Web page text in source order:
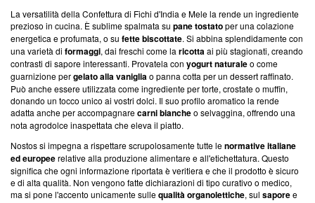
La versatilità della Confettura di Fichi d'India e Mele la rende un ingrediente
prezioso in cucina. È sublime spalmata su pane tostatoper una colazione
energetica e profumata, o su fette biscottate. Si abbina splendidamente con
una varietà di formaggi, dai freschi come la ricottaai più stagionati, creando
contrasti di sapore interessanti. Provatela con yogurt naturaleo come
guarnizione pergelato alla vanigliao panna cotta per un dessert raffinato.
Può anche essere utilizzata come ingrediente per torte, crostate o muffin,
donando un tocco unico ai vostri dolci. Il suo profilo aromatico la rende
adatta anche per accompagnarecarni biancheo selvaggina, offrendo una
nota agrodolce inaspettata che eleva il piatto.
Nostos si impegna a rispettare scrupolosamente tutte lenormative italiane
ed europeerelative alla produzione alimentare e all'etichettatura. Questo
significa che ogni informazione riportata è veritiera e che il prodotto è sicuro
e di alta qualità. Non vengono fatte dichiarazioni di tipo curativo o medico,
ma si pone l'accento unicamente sullequalità organolettiche, sul saporee